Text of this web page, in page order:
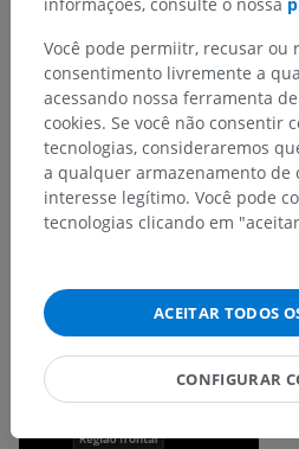
Você pode permiitr, recusar ou
consentimento livremente a
acessando nossa ferramenta
cookies. Se você não consentir
tecnologias, consideraremos
a qualquer armazenamento de
interesse legítimo. Você pode
tecnologias clicando em
ACEITAR TODOS
CONFIGURAR